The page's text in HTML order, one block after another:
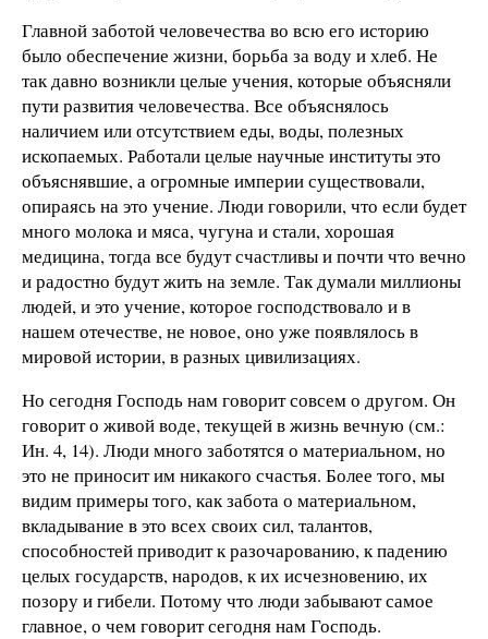
Главной заботой человечества во всю его историю
было обеспечение жизни, борьба за воду и хлеб. Не
так давно возникли целые учения, которые объясняли
пути развития человечества. Все объяснялось
наличием или отсутствием еды, воды, полезных
ископаемых. Работали целые научные институты это
объяснявшие, а огромные империи существовали,
опираясь на это учение. Люди говорили, что если будет
много молока и мяса, чугуна и стали, хорошая
медицина, тогда все будут счастливы и почти что вечно
и радостно будут жить на земле. Так думали миллионы
людей, и это учение, которое господствовало и в
нашем отечестве, не новое, оно уже появлялось в
мировой истории, в разных цивилизациях.
Но сегодня Господь нам говорит совсем о другом. Он
говорит о живой воде, текущей в жизнь вечную (см.:
Ин. 4, 14). Люди много заботятся о материальном, но
это не приносит им никакого счастья. Более того, мы
видим примеры того, как забота о материальном,
вкладывание в это всех своих сил, талантов,
способностей приводит к разочарованию, к падению
целых государств, народов, к их исчезновению, их
позору и гибели. Потому что люди забывают самое
главное, о чем говорит сегодня нам Господь.